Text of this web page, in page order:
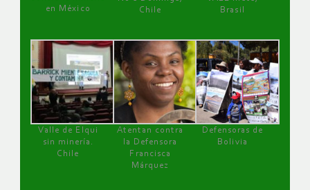
en México
Chile
Brasil
Valle de Elqui
sin minería.
Chile
Atentan contra
la Defensora
Francisca
Márquez
Defensoras de
Bolivia